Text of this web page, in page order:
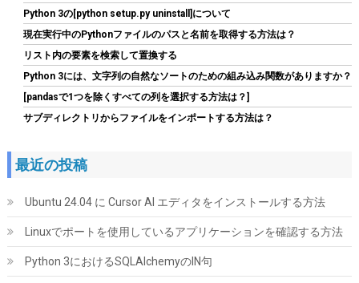
シリコンパワー SSD 512GB 3D NAND M.2 2280 PCIe3.0×4
NVMe1.3 P34A60シリーズ 5年保証 SP512GBP34A60M28
Python 3の[python setup.py uninstall]について
現在実行中のPythonファイルのパスと名前を取得する方法は？
リスト内の要素を検索して置換する
Python 3には、文字列の自然なソートのための組み込み関数がありますか？
[pandasで1つを除くすべての列を選択する方法は？]
サブディレクトリからファイルをインポートする方法は？
最近の投稿
Ubuntu 24.04 に Cursor AI エディタをインストールする方法
Linuxでポートを使用しているアプリケーションを確認する方法
Python 3におけるSQLAlchemyのIN句